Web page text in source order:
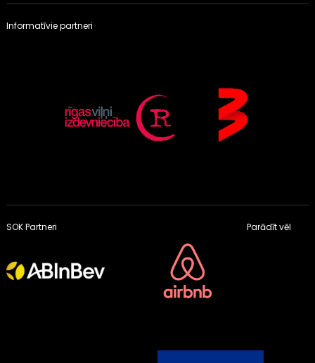
Informatīvie partneri
SOK Partneri Parādīt vēl